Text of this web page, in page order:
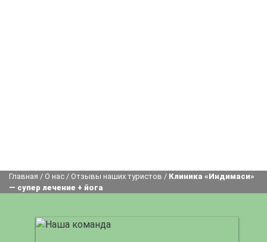
Главная / О нас / Отзывы наших туристов / Клиника «Индимаси»
— супер лечение + йога